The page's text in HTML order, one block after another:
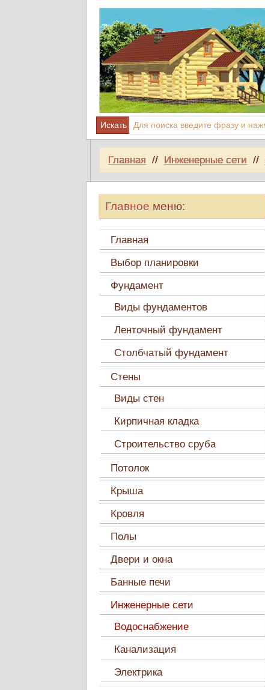
Главная // Инженерные сети //
Главное меню:
Главная
Выбор планировки
Фундамент
Виды фундаментов
Ленточный фундамент
Столбчатый фундамент
Стены
Виды стен
Кирпичная кладка
Строительство сруба
Потолок
Крыша
Кровля
Полы
Двери и окна
Банные печи
Инженерные сети
Водоснабжение
Канализация
Электрика